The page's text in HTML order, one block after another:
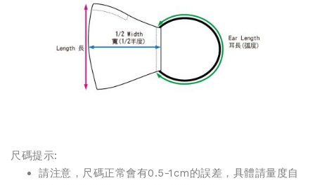
尺碼提示:
請注意，尺碼正常會有0.5-1cm的誤差，具體請量度自